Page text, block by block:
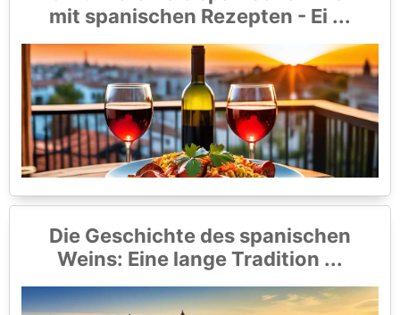
mit spanischen Rezepten - Ei ...
Die Geschichte des spanischen
Weins: Eine lange Tradition ...